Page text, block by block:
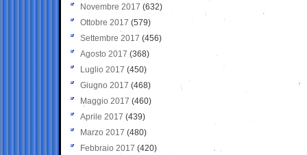
Novembre 2017 (632)
Ottobre 2017 (579)
Settembre 2017 (456)
Agosto 2017 (368)
Luglio 2017 (450)
Giugno 2017 (468)
Maggio 2017 (460)
Aprile 2017 (439)
Marzo 2017 (480)
Febbraio 2017 (420)